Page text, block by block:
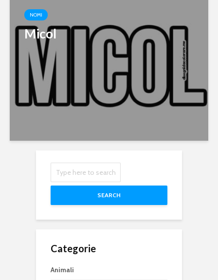
NOMI
Micol
SEARCH
Categorie
Animali